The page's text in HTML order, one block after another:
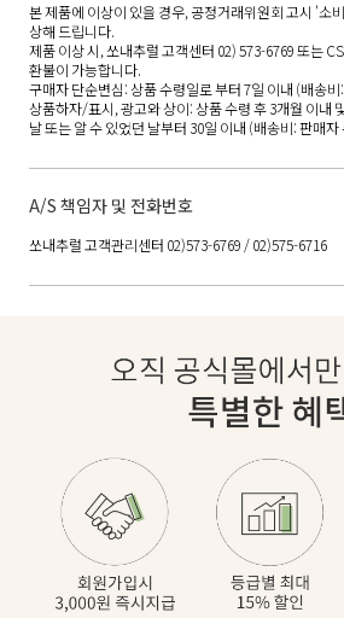
본 제품에 이상이 있을 경우, 공정거래위원회 고시 '소
상해 드립니다.
제품 이상 시, 쏘내추럴 고객센터 02) 573-6769 또는
환불이 가능합니다.
구매자 단순변심: 상품 수령일로 부터 7일 이내 (배송
상품하자/표시, 광고와 상이: 상품 수령 후 3개월 이내
날 또는 알 수 있었던 날부터 30일 이내 (배송비: 판매자
A/S 책임자 및 전화번호
쏘내추럴 고객관리센터 02)573-6769 / 02)575-6716